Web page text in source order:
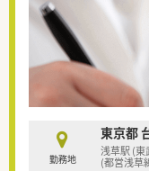
勤務地
東京都
浅草駅 (
(都営浅草